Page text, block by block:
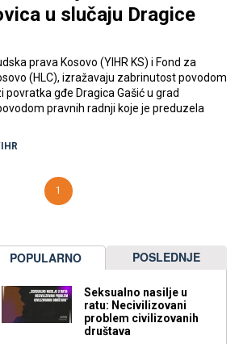
u slučaju Dragice
prava Kosovo (YIHR KS) i Fond za
(HLC), izražavaju zabrinutost povodom
gđe Dragica Gašić u grad
pravnih radnji koje je preduzela
1
POPULARNO POSLEDNJE
Seksualno nasilje u
ratu: Necivilizovani
problem civilizovanih
društava